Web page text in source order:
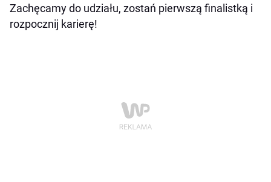
Zachęcamy do udziału, zostań pierwszą finalistką i
rozpocznij karierę!